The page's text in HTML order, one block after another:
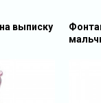
выписку